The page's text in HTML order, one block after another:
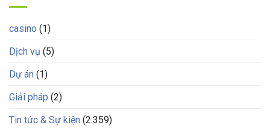
casino (1)
Dịch vụ (5)
Dự án (1)
Giải pháp (2)
Tin tức & Sự kiện (2.359)